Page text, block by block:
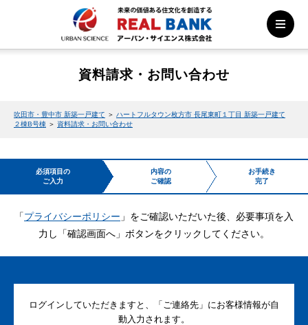
資料請求・お問い合わせ
吹田市・豊中市 新築一戸建て ＞ ハートフルタウン枚方市 長尾東町１丁目 新築一戸建て
２棟B号棟 ＞ 資料請求・お問い合わせ
必須項目の
ご入力
内容の
ご確認
お手続き
完了
「プライバシーポリシー 」をご確認いただいた後、必要事項を入
力し「確認画面へ」ボタンをクリックしてください。
ログインしていただきますと、「ご連絡先」にお客様情報が自
動入力されます。